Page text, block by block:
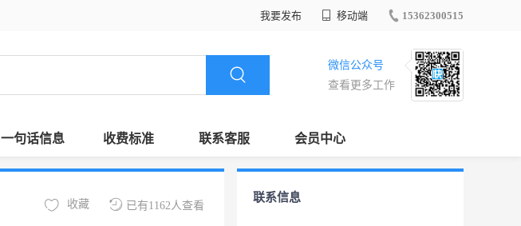
我要发布 移动端 15362300515
微信公众号
查看更多工作
一句话信息 收费标准 联系客服 会员中心
已有1162人查看
收藏
联系信息